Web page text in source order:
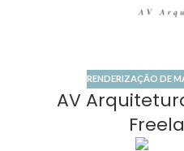
RENDERIZAÇÃO DE
AV